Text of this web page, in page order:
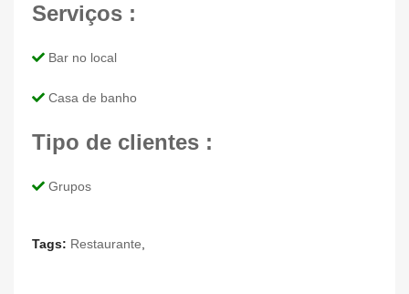
Serviços :
Bar no local
Casa de banho
Tipo de clientes :
Grupos
Tags: Restaurante